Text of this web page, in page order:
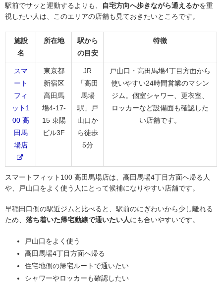
駅前でサッと運動するよりも、 自宅方向へ歩きながら通えるかを重
視したい人は、このエリアの店舗も見ておきたいところです。
施設
名
所在地
駅から
の目安
特徴
スマ
ート
フィ
ット1
00 高
田馬
場店
東京都
新宿区
高田馬
場4-17-
15 東陽
ビル3F
JR
「高田
馬場
駅」戸
山口か
ら徒歩
5分
戸山口・高田馬場4丁目方面から
使いやすい24時間営業のマシン
ジム。個室シャワー、更衣室、
ロッカーなど設備面も確認した
い店舗です。
スマートフィット100 高田馬場店は、高田馬場4丁目方面へ帰る人
や、戸山口をよく使う人にとって候補になりやすい店舗です。
早稲田口側の駅近ジムと比べると、駅前のにぎわいから少し離れる
ため、 落ち着いた帰宅動線で通いたい人にも合いやすいです。
戸山口をよく使う
高田馬場4丁目方面へ帰る
住宅地側の帰宅ルートで通いたい
シャワーやロッカーも確認したい